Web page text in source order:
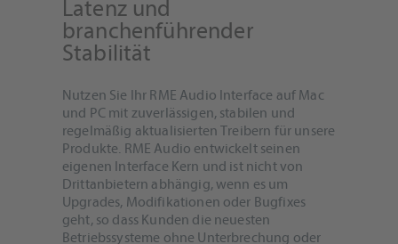
Latenz und
branchenführender
Stabilität
Nutzen Sie Ihr RME Audio Interface auf Mac
und PC mit zuverlässigen, stabilen und
regelmäßig aktualisierten Treibern für unsere
Produkte. RME Audio entwickelt seinen
eigenen Interface Kern und ist nicht von
Drittanbietern abhängig, wenn es um
Upgrades, Modifikationen oder Bugfixes
geht, so dass Kunden die neuesten
Betriebssysteme ohne Unterbrechung oder